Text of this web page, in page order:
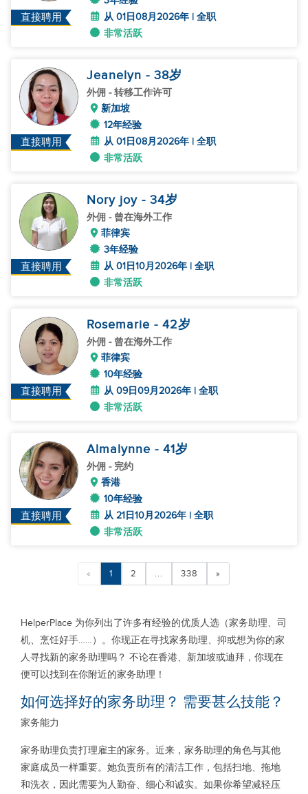
直接聘用
从 01日08月2026年 | 全职
非常活跃
直接聘用
Jeanelyn - 38岁
外佣 - 转移工作许可
新加坡
12年经验
从 01日08月2026年 | 全职
非常活跃
直接聘用
Nory joy - 34岁
外佣 - 曾在海外工作
菲律宾
3年经验
从 01日10月2026年 | 全职
非常活跃
直接聘用
Rosemarie - 42岁
外佣 - 曾在海外工作
菲律宾
10年经验
从 09日09月2026年 | 全职
非常活跃
直接聘用
Almalynne - 41岁
外佣 - 完约
香港
10年经验
从 21日10月2026年 | 全职
非常活跃
« 1 2 ... 338 »
HelperPlace 为你列出了许多有经验的优质人选（家务助理、司
机、烹饪好手……）。你现正在寻找家务助理、抑或想为你的家
人寻找新的家务助理吗？ 不论在香港、新加坡或迪拜，你现在
便可以找到在你附近的家务助理！
如何选择好的家务助理？ 需要甚么技能？
家务能力
家务助理负责打理雇主的家务。近来，家务助理的角色与其他
家庭成员一样重要。她负责所有的清洁工作，包括扫地、拖地
和洗衣，因此需要为人勤奋、细心和诚实。如果你希望减轻压